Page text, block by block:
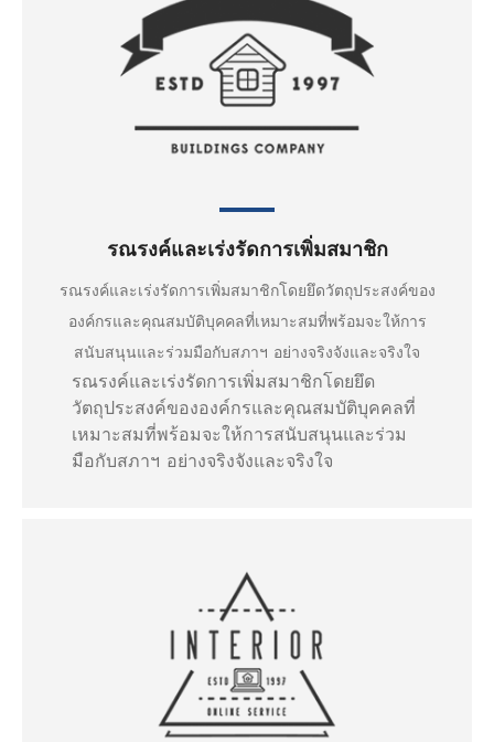
รณรงค์และเร่งรัดการเพิ่มสมาชิก
รณรงค์และเร่งรัดการเพิ่มสมาชิกโดยยึดวัตถุประสงค์ของ
องค์กรและคุณสมบัติบุคคลที่เหมาะสมที่พร้อมจะให้การ
สนับสนุนและร่วมมือกับสภาฯ อย่างจริงจังและจริงใจ
รณรงค์และเร่งรัดการเพิ่มสมาชิกโดยยึด
วัตถุประสงค์ขององค์กรและคุณสมบัติบุคคลที่
เหมาะสมที่พร้อมจะให้การสนับสนุนและร่วม
มือกับสภาฯ อย่างจริงจังและจริงใจ